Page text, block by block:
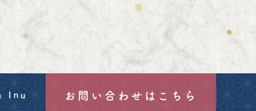
Inu お問い合わせはこちら